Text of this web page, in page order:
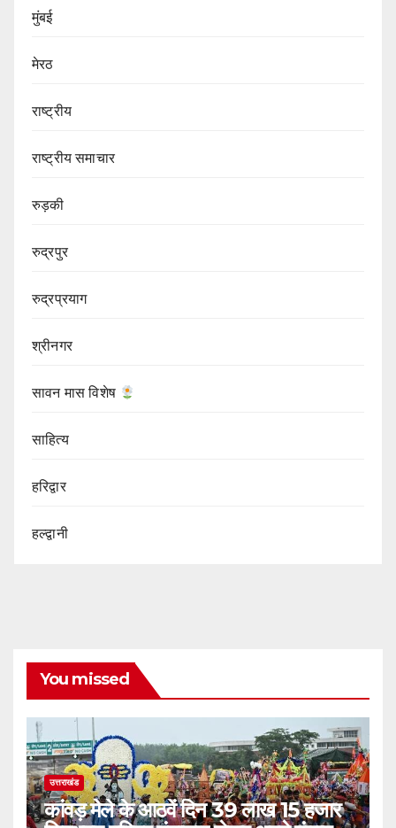
मुंबई
मेरठ
राष्ट्रीय
राष्ट्रीय समाचार
रुड़की
रुद्रपुर
रुद्रप्रयाग
श्रीनगर
सावन मास विशेष
साहित्य
हरिद्वार
हल्द्वानी
You missed
उत्तराखंड
कांवड़ मेले के आठवें दिन 39 लाख 15 हजार